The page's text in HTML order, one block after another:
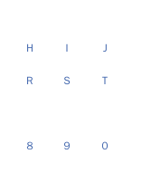
Ｈ Ｉ Ｊ
Ｒ Ｓ Ｔ
８ ９ ０